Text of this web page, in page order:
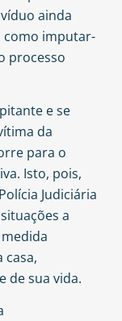
ainda
como imputar-
processo
e se
da
para o
Isto, pois,
Judiciária
a
casa,
de sua vida.